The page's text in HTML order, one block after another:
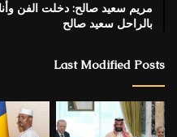
بالراحل سعيد صالح
Last Modified Posts